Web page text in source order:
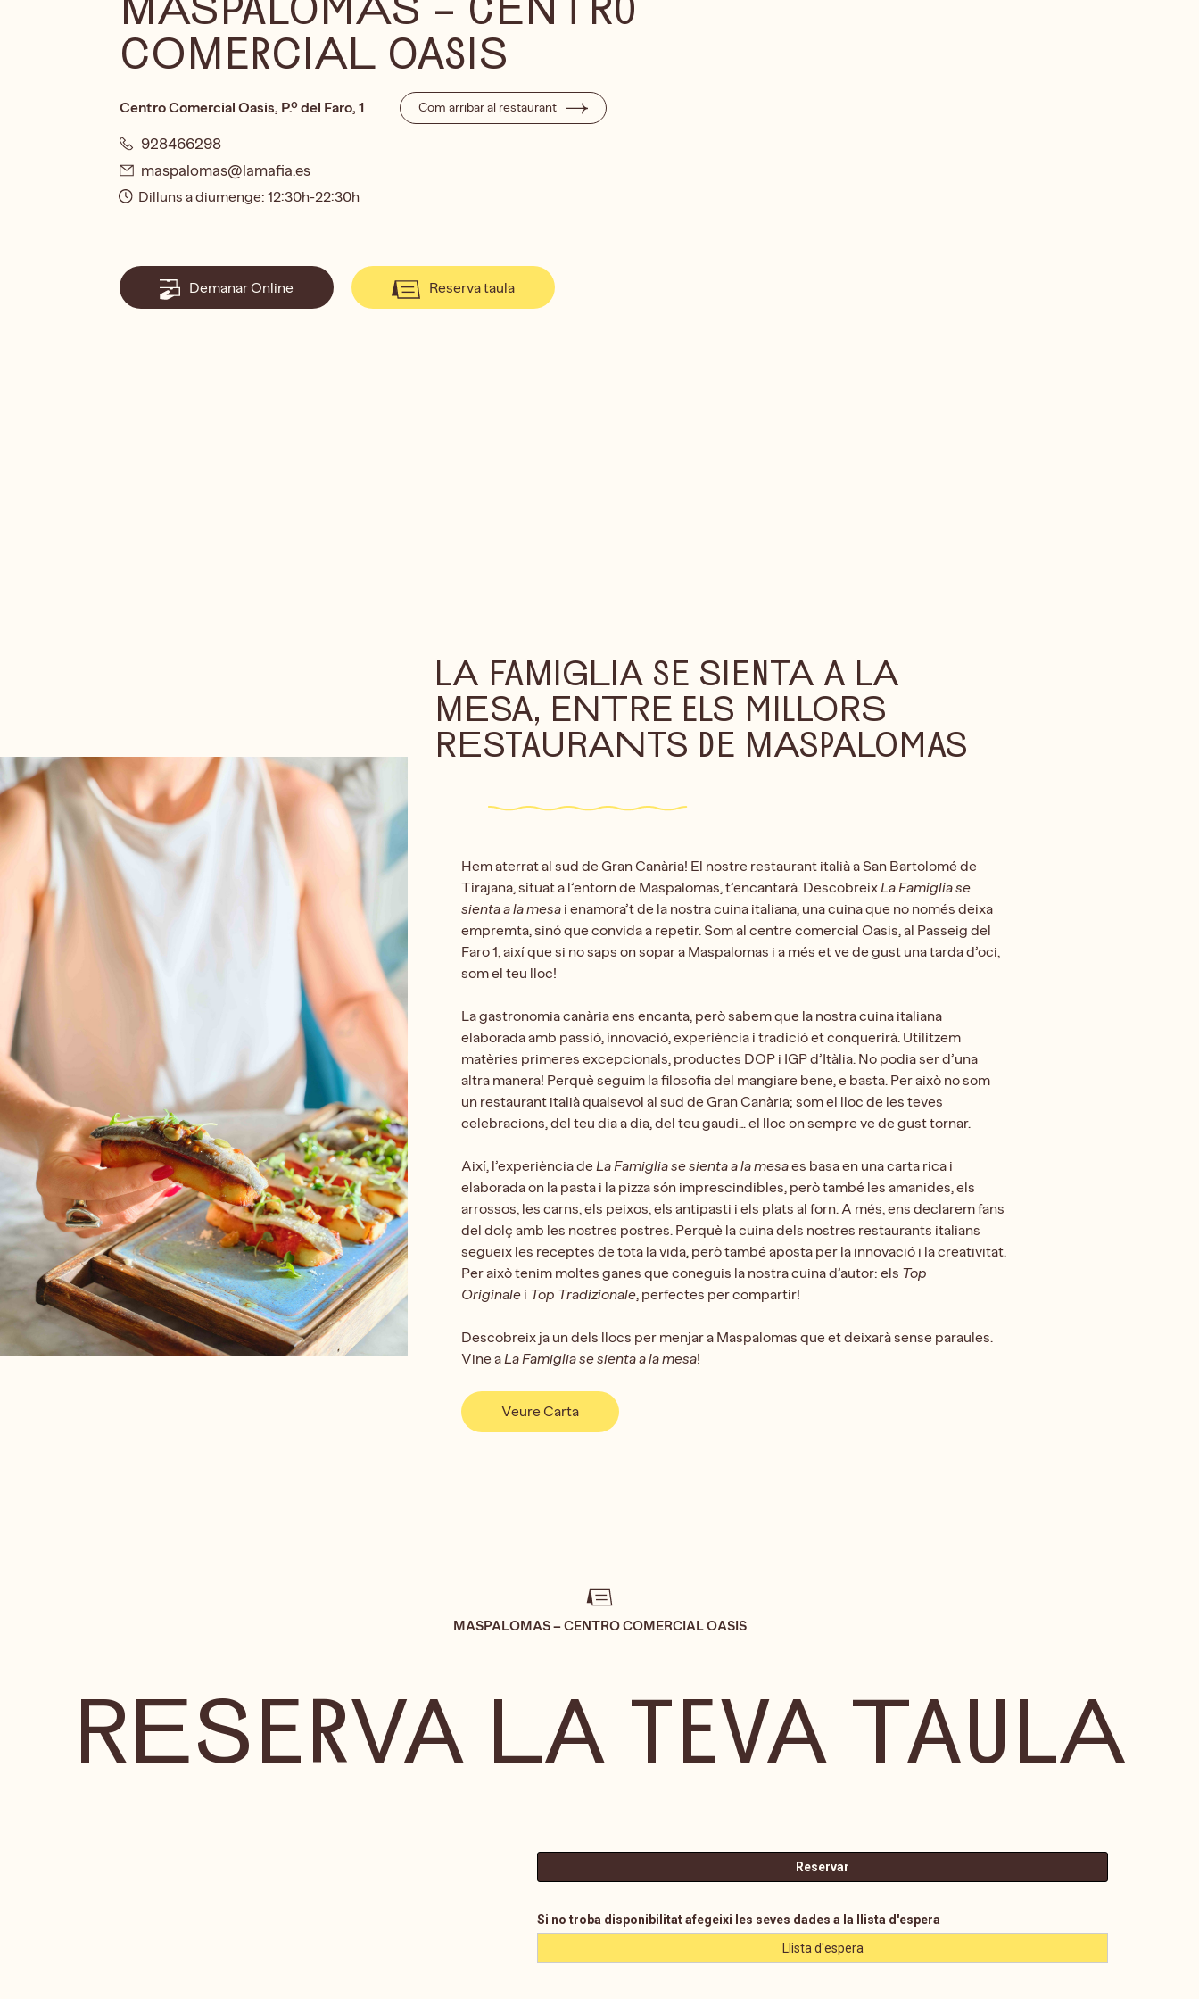
COMERCIAL OASIS
Centro Comercial Oasis, P.º del Faro, 1 Com arribar al restaurant
928466298
maspalomas@lamafia.es
Dilluns a diumenge: 12:30h-22:30h
Demanar Online Reserva taula
LA FAMIGLIA SE SIENTA A LA
MESA, ENTRE ELS MILLORS
RESTAURANTS DE MASPALOMAS
Hem aterrat al sud de Gran Canària! El nostre restaurant italià a San Bartolomé de
Tirajana, situat a l’entorn de Maspalomas, t’encantarà. DescobreixLa Famiglia se
sienta a la mesai enamora’t de la nostra cuina italiana, una cuina que no només deixa
empremta, sinó que convida a repetir. Som al centre comercial Oasis, al Passeig del
Faro 1, així que si no saps on sopar a Maspalomas i a més et ve de gust una tarda d’oci,
som el teu lloc!
La gastronomia canària ens encanta, però sabem que la nostra cuina italiana
elaborada amb passió, innovació, experiència i tradició et conquerirà. Utilitzem
matèries primeres excepcionals, productes DOP i IGP d’Itàlia. No podia ser d’una
altra manera! Perquè seguim la filosofia del mangiare bene, e basta. Per això no som
un restaurant italià qualsevol al sud de Gran Canària; som el lloc de les teves
celebracions, del teu dia a dia, del teu gaudi… el lloc on sempre ve de gust tornar.
Així, l’experiència deLa Famiglia se sienta a la mesaes basa en una carta rica i
elaborada on la pasta i la pizza són imprescindibles, però també les amanides, els
arrossos, les carns, els peixos, els antipasti i els plats al forn. A més, ens declarem fans
del dolç amb les nostres postres. Perquè la cuina dels nostres restaurants italians
segueix les receptes de tota la vida, però també aposta per la innovació i la creativitat.
Per això tenim moltes ganes que coneguis la nostra cuina d’autor: els Top
Originalei Top Tradizionale, perfectes per compartir!
Descobreix ja un dels llocs per menjar a Maspalomas que et deixarà sense paraules.
Vine aLa Famiglia se sienta a la mesa!
Veure Carta
MASPALOMAS – CENTRO COMERCIAL OASIS
RESERVA LA TEVA TAULA